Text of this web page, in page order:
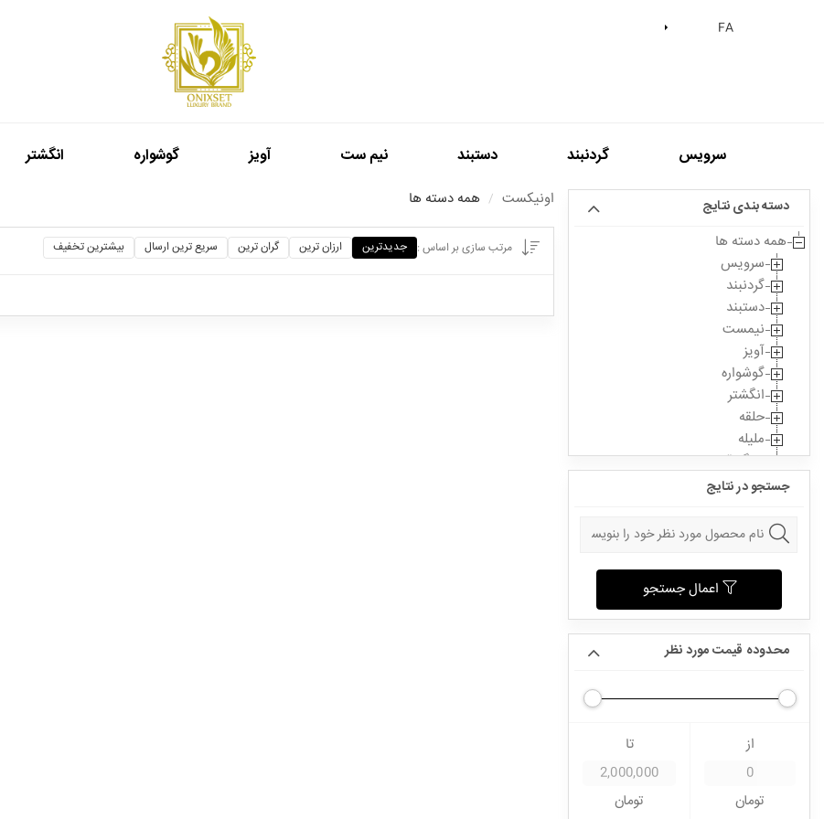
FA
سرويس گردنبند دستبند نيم ست آويز گوشواره انگشتر
دسته بندی نتایج
همه دسته ها
سرویس
گردنبند
دستبند
نیمست
آویز
گوشواره
انگشتر
حلقه
ملیله
سنگ قیمتی
جستجو در نتایج
اعمال جستجو
محدوده قیمت مورد نظر
از
تومان
تا
تومان
اونیکست همه دسته ها
مرتب سازی بر اساس : جدیدترین ارزان ترین گران ترین سریع ترین ارسال بیشترین تخفیف